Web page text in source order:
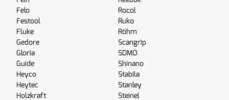
Felo
Festool
Fluke
Gedore
Gloria
Guide
Heyco
Heytec
Holzkraft
Rocol
Ruko
Röhm
Scangrip
SDMO
Shinano
Stabila
Stanley
Steinel